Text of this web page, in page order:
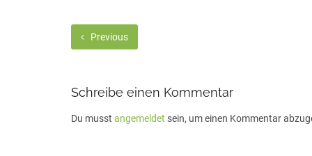
Previous
Schreibe einen Kommentar
Du musst angemeldet sein, um einen Kommentar